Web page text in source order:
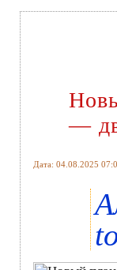
—
Дата: 04.08.2025